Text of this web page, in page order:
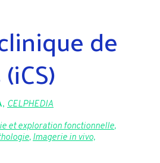
de
, CELPHEDIA
et exploration fonctionnelle,
,Imagerie in vivo,